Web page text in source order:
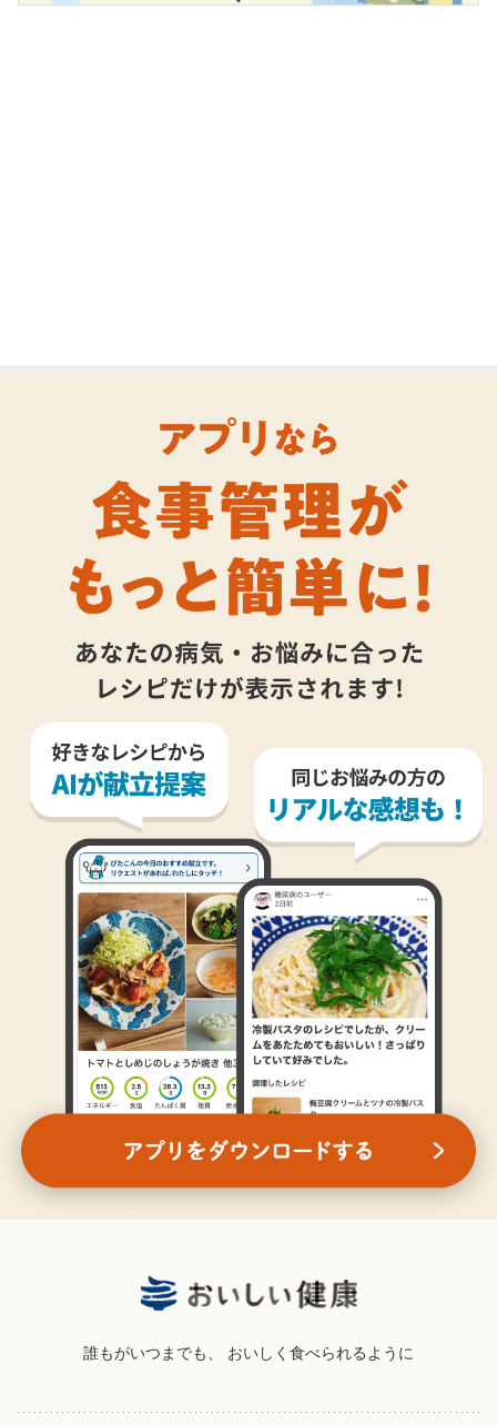
誰もがいつまでも、 おいしく食べられるように